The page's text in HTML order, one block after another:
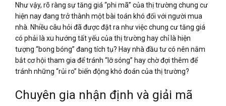
Như vậy, rõ ràng sự tăng giá “phi mã” của thị trường chung cư
hiện nay đang trở thành một bài toán khó đối với người mua
nhà. Nhiều câu hỏi đã được đặt ra như việc chung cư tăng giá
có phải là xu hướng tất yếu của thị trường hay chỉ là hiện
tượng “bong bóng” đang tích tụ? Hay nhà đầu tư có nên nắm
bắt cơ hội tham gia để tránh “lỡ sóng” hay chờ đợi thêm để
tránh những “rủi ro” biến động khó đoán của thị trường?
Chuyên gia nhận định và giải mã